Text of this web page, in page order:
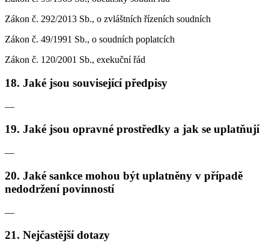
Zákon č. 292/2013 Sb., o zvláštních řízeních soudních
Zákon č. 49/1991 Sb., o soudních poplatcích
Zákon č. 120/2001 Sb., exekuční řád
18. Jaké jsou související předpisy
—
19. Jaké jsou opravné prostředky a jak se uplatňují
—
20. Jaké sankce mohou být uplatněny v případě
nedodržení povinností
—
21. Nejčastější dotazy